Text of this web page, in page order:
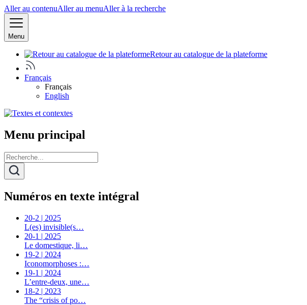
Aller au contenuAller au menuAller à la recherche
Menu
Retour au catalogue de la plateforme
Français
Français
English
Menu principal
Numéros en texte intégral
20-2 | 2025
L(es) invisible(s…
20-1 | 2025
Le domestique, li…
19-2 | 2024
Iconomorphoses :…
19-1 | 2024
L’entre-deux, une…
18-2 | 2023
The “crisis of po…